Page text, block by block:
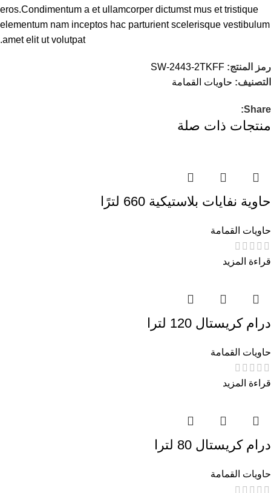
eros.Condimentum a et ullamcorper dictumst mus et tristique
elementum nam inceptos hac parturient scelerisque vestibulum
amet elit ut volutpat.
رمز المنتج: SW-2443-2TKFF
التصنيف: حاويات القمامة
Share:
منتجات ذات صلة
حاوية نفايات بلاستيكية 660 لترًا
حاويات القمامة
قراءة المزيد
درام كريستال 120 لترا
حاويات القمامة
قراءة المزيد
درام كريستال 80 لترا
حاويات القمامة